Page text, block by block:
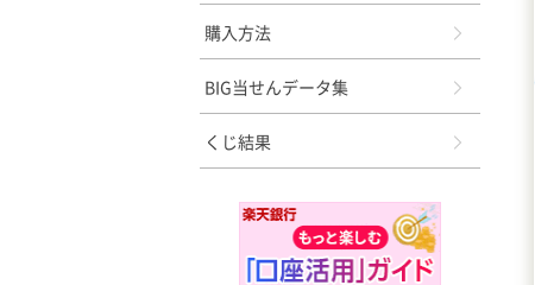
購入方法
BIG当せんデータ集
くじ結果